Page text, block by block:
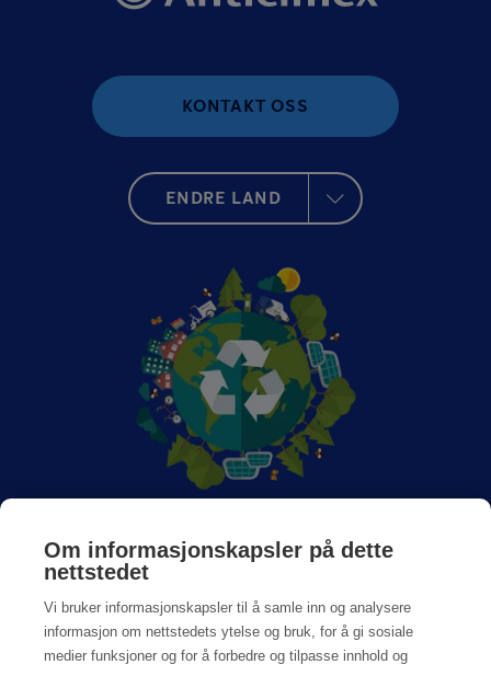
KONTAKT OSS
ENDRE LAND
Om informasjonskapsler på dette
nettstedet
Vi bruker informasjonskapsler til å samle inn og analysere
informasjon om nettstedets ytelse og bruk, for å gi sosiale
medier funksjoner og for å forbedre og tilpasse innhold og